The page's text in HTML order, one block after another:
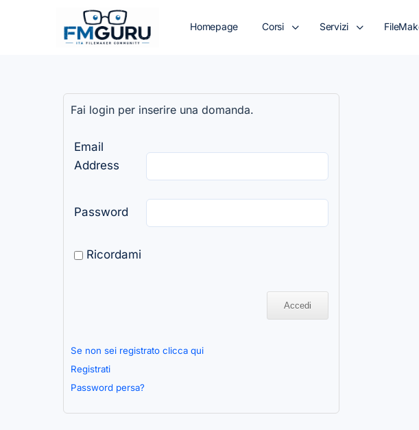
Homepage Corsi Servizi
Fai login per inserire una domanda.
Email
Address
Password
Ricordami
Se non sei registrato clicca qui
Registrati
Password persa?